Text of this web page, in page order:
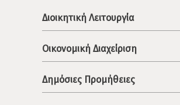
Διοικητική Λειτουργία
Οικονομική Διαχείριση
Δημόσιες Προμήθειες